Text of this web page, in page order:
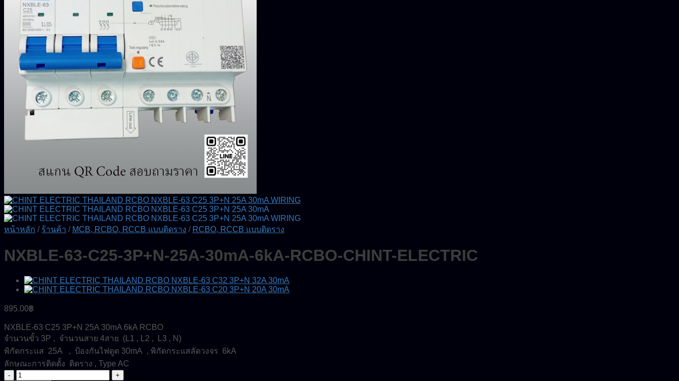
0
ตะกร้าสินค้า
ไม่มีสินค้าในตะกร้า
หน้าหลัก / ร้านค้า / MCB, RCBO, RCCB แบบติดราง / RCBO, RCCB แบบติดราง
NXBLE-63-C25-3P+N-25A-30mA-6kA-RCBO-CHINT-ELECTRIC
895.00฿
NXBLE-63 C25 3P+N 25A 30mA 6kA RCBO
จำนวนขั้ว 3P , จำนวนสาย 4สาย (L1 , L2 , L3 , N)
พิกัดกระแส 25A , ป้องกันไฟดูด 30mA , พิกัดกระแสลัดวงจร 6kA
ลักษณะการติดตั้ง ติดราง , Type AC
จำนวน